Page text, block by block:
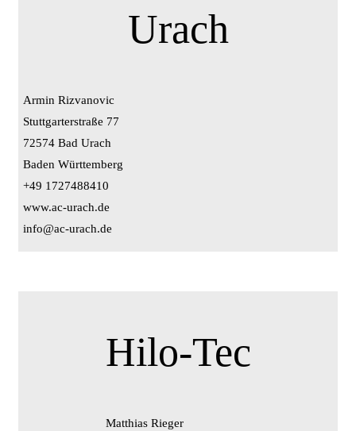
Urach
Armin Rizvanovic
Stuttgarterstraße 77
72574 Bad Urach
Baden Württemberg
+49 1727488410
www.ac-urach.de
info@ac-urach.de
Hilo-Tec
Matthias Rieger